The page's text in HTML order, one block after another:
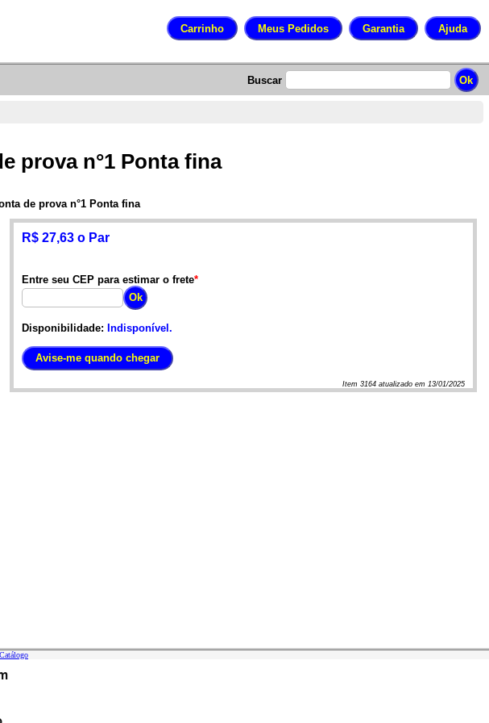
Buscar
prova n°1 Ponta fina
de prova n°1 Ponta fina
R$ 27,63 o Par
Entre seu CEP para estimar o frete*
Disponibilidade: Indisponível.
Item3164 atualizado em 13/01/2025
Catálogo